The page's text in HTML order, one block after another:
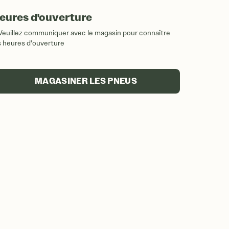
d'ouverture
communiquer avec le magasin pour connaître
heures d'ouverture
MAGASINER LES PNEUS